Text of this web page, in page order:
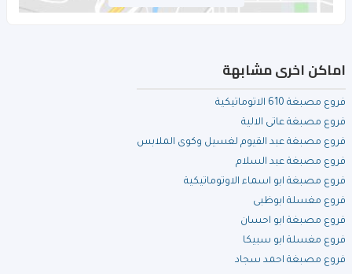
اماكن اخرى مشابهة
فروع مصبغة 610 الاتوماتيكية
فروع مصبغة عاتى الالية
فروع مصبغة عبد القيوم لغسيل وكوى الملابس
فروع مصبغة عبد السلام
فروع مصبغة ابو اسماء الاوتوماتيكية
فروع مغسلة ابوظبى
فروع مصبغة ابو احسان
فروع مغسلة ابو سبيكا
فروع مصبغة احمد سجاد